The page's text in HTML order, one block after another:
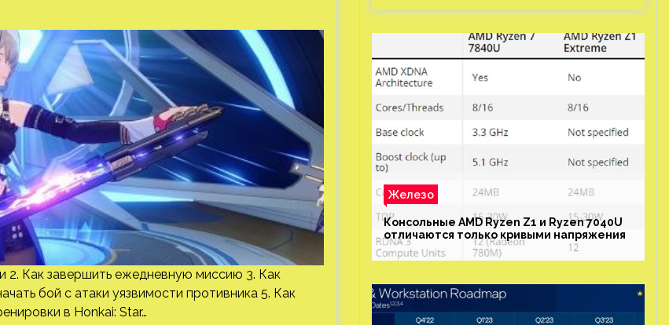
2. Как завершить ежедневную миссию 3. Как
бой с атаки уязвимости противника 5. Как
в Honkai: Star…
Железо
Консольные AMD Ryzen Z1 и Ryzen 7040U
отличаются только кривыми напряжения